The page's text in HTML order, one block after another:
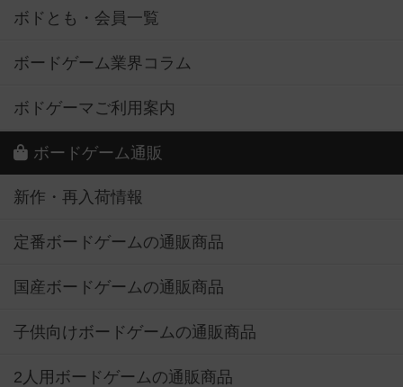
ボドとも・会員一覧
ボードゲーム業界コラム
ボドゲーマご利用案内
ボードゲーム通販
新作・再入荷情報
定番ボードゲームの通販商品
国産ボードゲームの通販商品
子供向けボードゲームの通販商品
2人用ボードゲームの通販商品